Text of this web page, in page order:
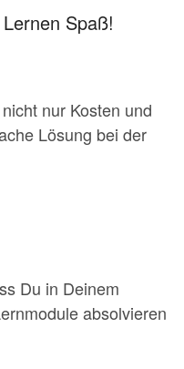
Spaß!
nur Kosten und
Lösung bei der
Du in Deinem
absolvieren